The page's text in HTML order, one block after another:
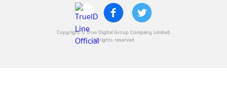
Copyright © True Digital Group Company Limited.
All rights reserved